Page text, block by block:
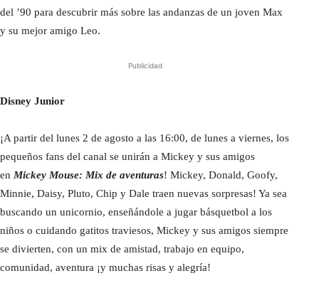
del ’90 para descubrir más sobre las andanzas de un joven Max
y su mejor amigo Leo.
Publicidad
Disney Junior
¡A partir del lunes 2 de agosto a las 16:00, de lunes a viernes, los
pequeños fans del canal se unirán a Mickey y sus amigos
en Mickey Mouse: Mix de aventuras! Mickey, Donald, Goofy,
Minnie, Daisy, Pluto, Chip y Dale traen nuevas sorpresas! Ya sea
buscando un unicornio, enseñándole a jugar básquetbol a los
niños o cuidando gatitos traviesos, Mickey y sus amigos siempre
se divierten, con un mix de amistad, trabajo en equipo,
comunidad, aventura ¡y muchas risas y alegría!